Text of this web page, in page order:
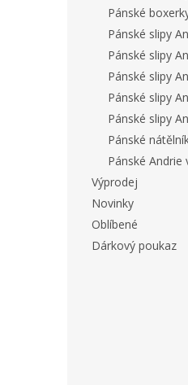
Pánské
Pánské slipy
Pánské slipy
Pánské slipy
Pánské slipy
Pánské slipy
Pánské
Pánské Andrie
Výprodej
Novinky
Oblíbené
Dárkový poukaz